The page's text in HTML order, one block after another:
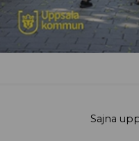
Sajna